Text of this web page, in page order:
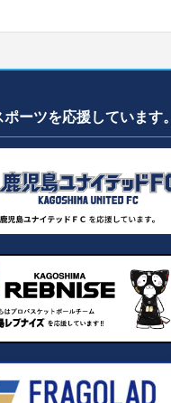
ーツを応援しています。